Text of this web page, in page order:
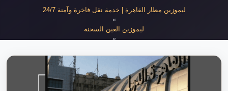
خدمات المطار
نحن
ليموزين مطار القاهرة | خدمة نقل فاخرة وآمنة 24/7
ليموزين العين السخنة
»